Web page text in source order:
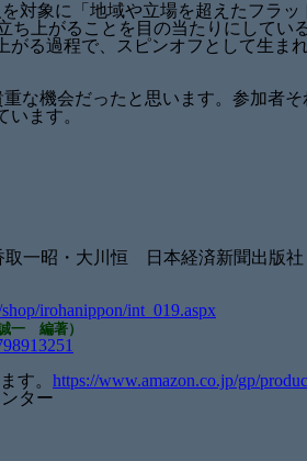
対象に「地域や立場を超えたフラッ
ち上がることを目の当たりにしてい
る過程で、スピンオフとして生ま
な機会だったと思います。参加者
ます。
取一昭・大川恒 日本経済新聞出版社
irohanippon/int_019.aspx
一 編著）
す。 https://www.amazon.co.jp/gp/
ター